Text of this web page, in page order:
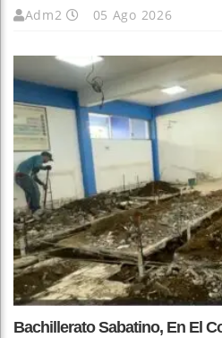
Adm2 05 Ago 2026
Bachillerato Sabatino, En El